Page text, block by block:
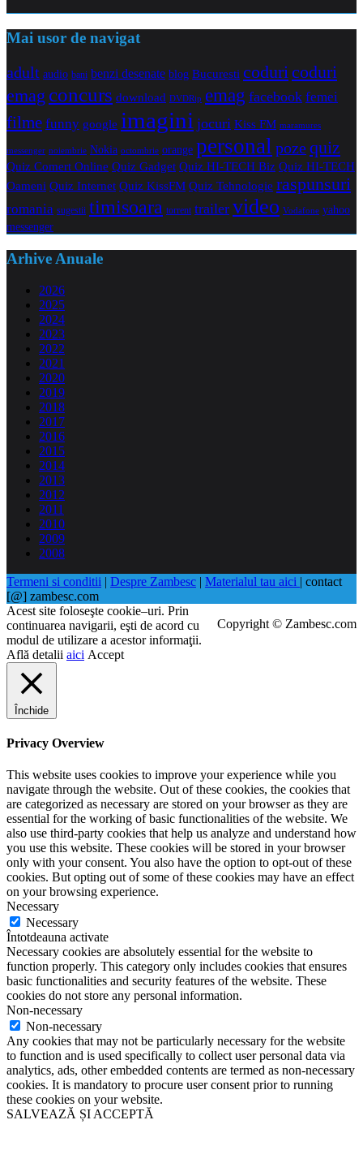
Mai usor de navigat
adult audio bani benzi desenate blog Bucuresti coduricoduri
emag concurs download DVDRip emag facebook femei
filme funny google imagini jocuri Kiss FM maramures
messenger noiembrie Nokia octombrie orange personal pozequiz
Quiz Comert Online Quiz Gadget Quiz HI-TECH Biz Quiz HI-TECH
Oameni Quiz Internet Quiz KissFM Quiz Tehnologie raspunsuri
romania sugestii timisoara torrent trailer video Vodafone yahoo
messenger
Arhive Anuale
2026
2025
2024
2023
2022
2021
2020
2019
2018
2017
2016
2015
2014
2013
2012
2011
2010
2009
2008
Termeni si conditii | Despre Zambesc | Materialul tau aici | contact
[@] zambesc.com
Copyright © Zambesc.com
Acest site foloseşte cookie–uri. Prin
continuarea navigarii, eşti de acord cu
modul de utilizare a acestor informaţii.
Află detalii aici Accept
Închide
Privacy Overview
This website uses cookies to improve your experience while you
navigate through the website. Out of these cookies, the cookies that
are categorized as necessary are stored on your browser as they are
essential for the working of basic functionalities of the website. We
also use third-party cookies that help us analyze and understand how
you use this website. These cookies will be stored in your browser
only with your consent. You also have the option to opt-out of these
cookies. But opting out of some of these cookies may have an effect
on your browsing experience.
Necessary
Necessary
Întotdeauna activate
Necessary cookies are absolutely essential for the website to
function properly. This category only includes cookies that ensures
basic functionalities and security features of the website. These
cookies do not store any personal information.
Non-necessary
Non-necessary
Any cookies that may not be particularly necessary for the website
to function and is used specifically to collect user personal data via
analytics, ads, other embedded contents are termed as non-necessary
cookies. It is mandatory to procure user consent prior to running
these cookies on your website.
SALVEAZĂ ȘI ACCEPTĂ